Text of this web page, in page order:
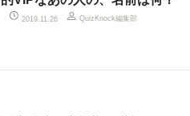
2019.11.26 QuizKnock編集部